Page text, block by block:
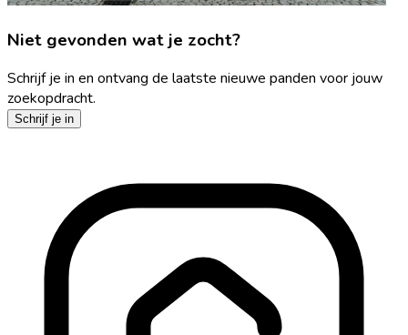
Niet gevonden wat je zocht?
Schrijf je in en ontvang de laatste nieuwe panden voor jouw
zoekopdracht.
Schrijf je in